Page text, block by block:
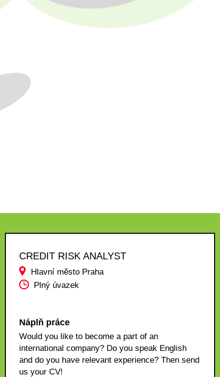
CREDIT RISK ANALYST
Hlavní město Praha
Plný úvazek
Náplň práce
Would you like to become a part of an
international company? Do you speak English
and do you have relevant experience? Then send
us your CV!